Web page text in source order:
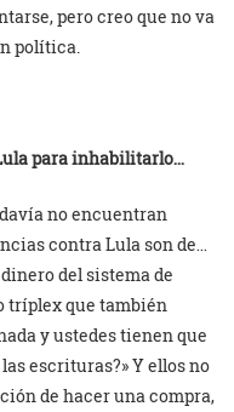
pero creo que no va
política.
para inhabilitarlo…
no encuentran
contra Lula son de…
del sistema de
tríplex que también
y ustedes tienen que
escrituras?» Y ellos no
de hacer una compra,